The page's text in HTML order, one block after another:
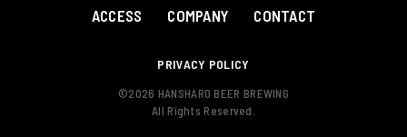
ACCESS COMPANY CONTACT
PRIVACY POLICY
©2026 HANSHARO BEER BREWING
All Rights Reserved.